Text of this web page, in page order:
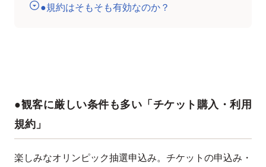
●規約はそもそも有効なのか？
●観客に厳しい条件も多い「チケット購入・利用
規約」
楽しみなオリンピック抽選申込み。チケットの申込み・